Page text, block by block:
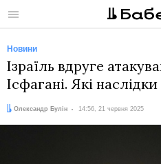
Меню
Новини
Ізраїль вдруге
Ісфагані. Які наслідки
Автор:
Олександр Булін
Дата: 14:56, 21 червня 2025